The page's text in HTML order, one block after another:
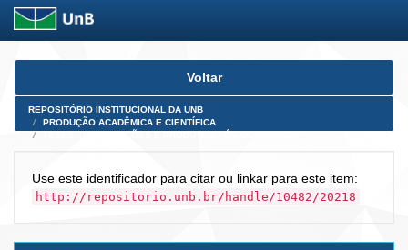
Skip
Voltar
REPOSITÓRIO INSTITUCIONAL DA UNB
PRODUÇÃO ACADÊMICA E CIENTÍFICA
Use este identificador para citar ou linkar para este item:
http://repositorio.unb.br/handle/10482/20218